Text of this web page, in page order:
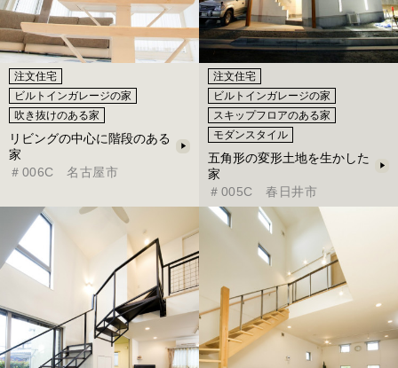
注文住宅
ビルトインガレージの家
吹き抜けのある家
リビングの中心に階段のある
家
＃006C 名古屋市
注文住宅
ビルトインガレージの家
スキップフロアのある家
モダンスタイル
五角形の変形土地を生かした
家
＃005C 春日井市